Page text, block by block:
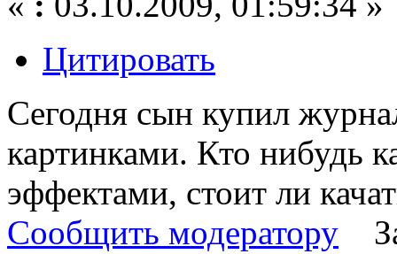
Цитировать
Сегодня сын купил
картинками. Кто нибудь
эффектами, стоит ли
Сообщить модератору